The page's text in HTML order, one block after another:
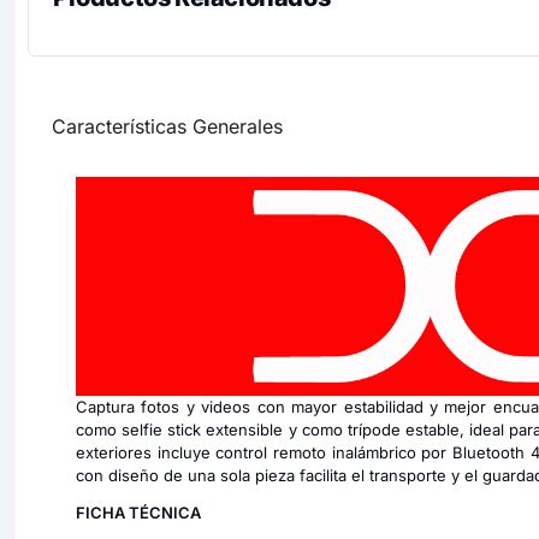
Características Generales
Captura fotos y videos con mayor estabilidad y mejor
como selfie stick extensible y como trípode estable, ideal
exteriores incluye control remoto inalámbrico por Bluetooth
con diseño de una sola pieza facilita el transporte y el
FICHA TÉCNICA